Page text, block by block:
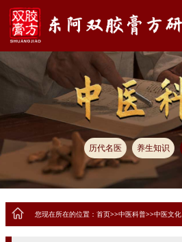
历代名医 养生知识
您现在所在的位置： 首页>>中医科普>>中医文化